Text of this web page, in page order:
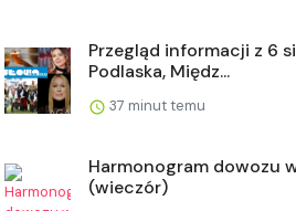
Przegląd informacji z 6
Podlaska, Międz...
37 minut temu
Harmonogram dowozu
(wieczór)